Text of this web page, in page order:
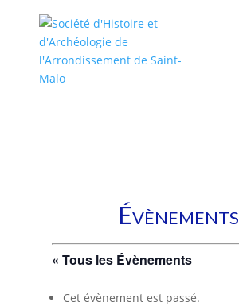
* * Template name: No sidebars */
Évènements
« Tous les Évènements
Cet évènement est passé.